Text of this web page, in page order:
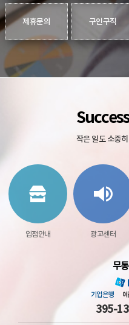
제휴문의 구인구직
작은 일도 소중
입점안내 광고센터
무
기업은행
395-